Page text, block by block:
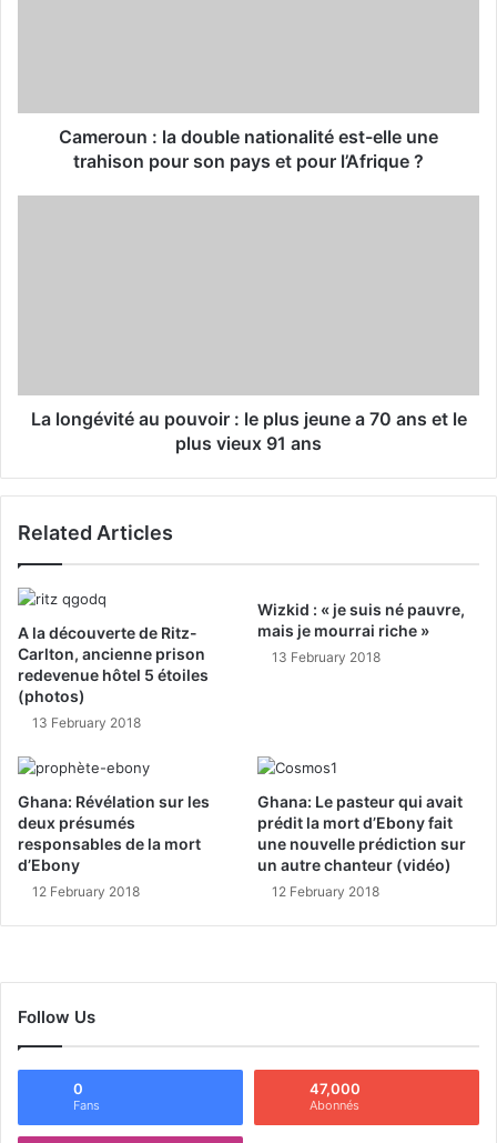
Cameroun : la double nationalité est-elle une
trahison pour son pays et pour l’Afrique ?
La longévité au pouvoir : le plus jeune a 70 ans et le
plus vieux 91 ans
Related Articles
A la découverte de Ritz-
Carlton, ancienne prison
redevenue hôtel 5 étoiles
(photos)
13 February 2018
Wizkid : « je suis né pauvre,
mais je mourrai riche »
13 February 2018
Ghana: Révélation sur les
deux présumés
responsables de la mort
d’Ebony
12 February 2018
Ghana: Le pasteur qui avait
prédit la mort d’Ebony fait
une nouvelle prédiction sur
un autre chanteur (vidéo)
12 February 2018
Follow Us
0
Fans
47,000
Abonnés